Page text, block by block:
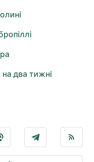
два тижні